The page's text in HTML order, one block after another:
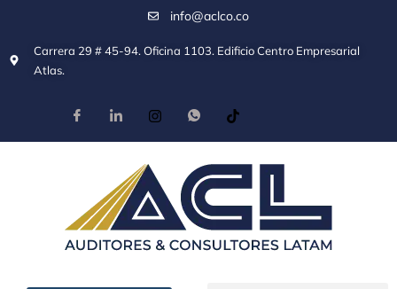
info@aclco.co
Carrera 29 # 45-94. Oficina 1103. Edificio Centro Empresarial
Atlas.